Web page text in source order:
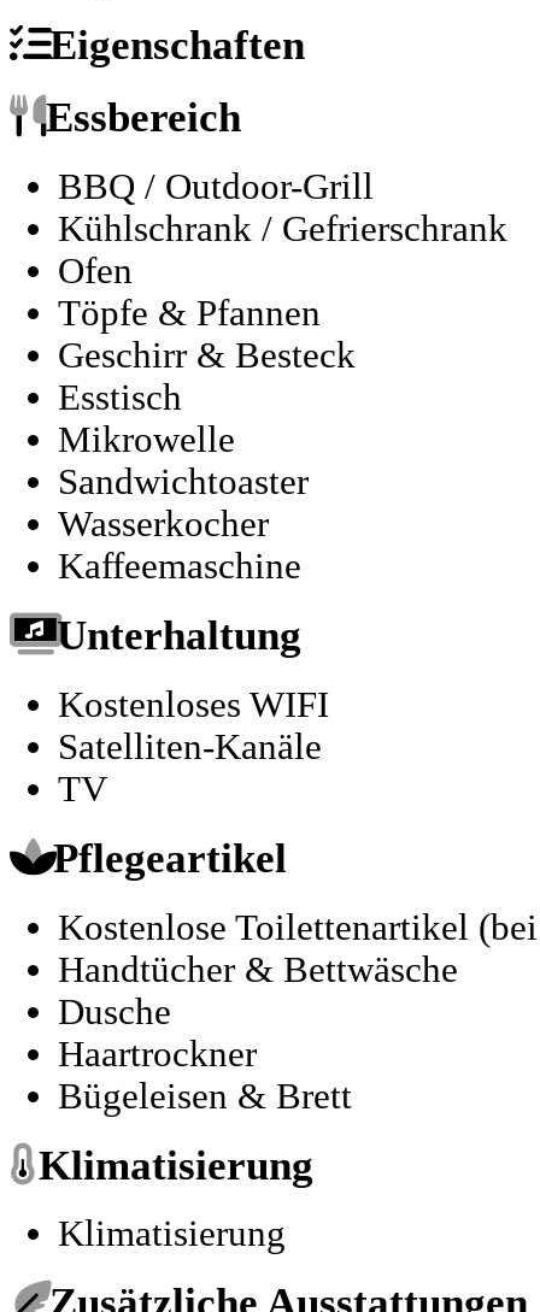
Eigenschaften
Essbereich
BBQ / Outdoor-Grill
Kühlschrank / Gefrierschrank
Ofen
Töpfe & Pfannen
Geschirr & Besteck
Esstisch
Mikrowelle
Sandwichtoaster
Wasserkocher
Kaffeemaschine
Unterhaltung
Kostenloses WIFI
Satelliten-Kanäle
TV
Pflegeartikel
Kostenlose Toilettenartikel
Handtücher & Bettwäsche
Dusche
Haartrockner
Bügeleisen & Brett
Klimatisierung
Klimatisierung